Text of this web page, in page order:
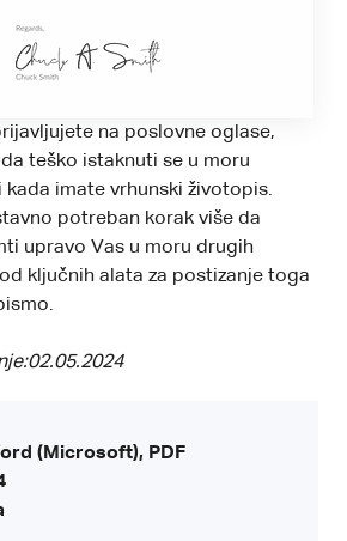
na poslovne oglase,
teško istaknuti se u moru
kada imate vrhunski životopis.
potreban korak više da
upravo Vas u moru drugih
ključnih alata za postizanje toga
02.05.2024
(Microsoft), PDF